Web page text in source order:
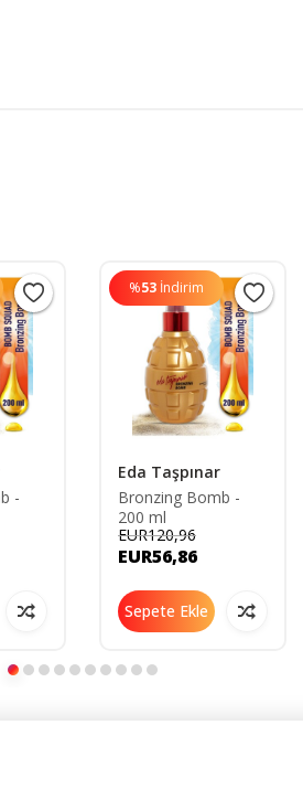
-
%53 İndirim
Eda Taşpınar
Bronzing Bomb -
200 ml
EUR120,96
EUR56,86
Sepete Ekle